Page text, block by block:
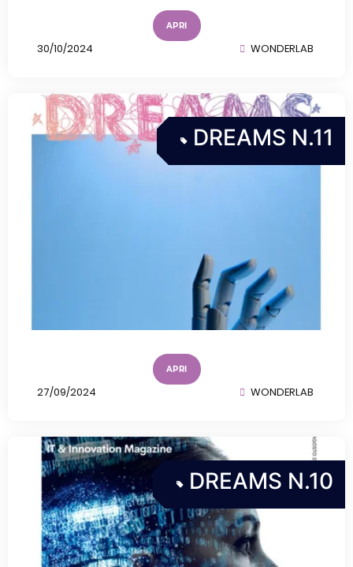
APRI
30/10/2024 WONDERLAB
DREAMS N.11
APRI
27/09/2024 WONDERLAB
DREAMS N.10